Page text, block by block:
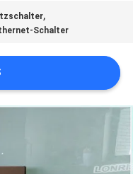
,
Schalter